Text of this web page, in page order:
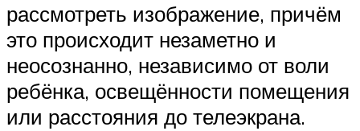
рассмотреть изображение, причём
это происходит незаметно и
неосознанно, независимо от воли
ребёнка, освещённости помещения
или расстояния до телеэкрана.